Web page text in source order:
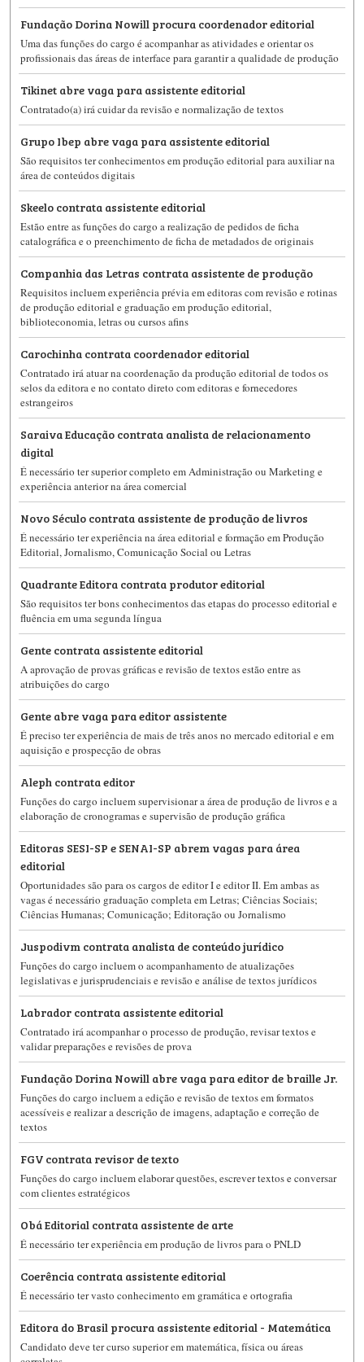
Fundação Dorina Nowill procura coordenador editorial
Uma das funções do cargo é acompanhar as atividades e orientar os
profissionais das áreas de interface para garantir a qualidade de produção
Tikinet abre vaga para assistente editorial
Contratado(a) irá cuidar da revisão e normalização de textos
Grupo Ibep abre vaga para assistente editorial
São requisitos ter conhecimentos em produção editorial para auxiliar na
área de conteúdos digitais
Skeelo contrata assistente editorial
Estão entre as funções do cargo a realização de pedidos de ficha
catalográfica e o preenchimento de ficha de metadados de originais
Companhia das Letras contrata assistente de produção
Requisitos incluem experiência prévia em editoras com revisão e rotinas
de produção editorial e graduação em produção editorial,
biblioteconomia, letras ou cursos afins
Carochinha contrata coordenador editorial
Contratado irá atuar na coordenação da produção editorial de todos os
selos da editora e no contato direto com editoras e fornecedores
estrangeiros
Saraiva Educação contrata analista de relacionamento
digital
É necessário ter superior completo em Administração ou Marketing e
experiência anterior na área comercial
Novo Século contrata assistente de produção de livros
É necessário ter experiência na área editorial e formação em Produção
Editorial, Jornalismo, Comunicação Social ou Letras
Quadrante Editora contrata produtor editorial
São requisitos ter bons conhecimentos das etapas do processo editorial e
fluência em uma segunda língua
Gente contrata assistente editorial
A aprovação de provas gráficas e revisão de textos estão entre as
atribuições do cargo
Gente abre vaga para editor assistente
É preciso ter experiência de mais de três anos no mercado editorial e em
aquisição e prospecção de obras
Aleph contrata editor
Funções do cargo incluem supervisionar a área de produção de livros e a
elaboração de cronogramas e supervisão de produção gráfica
Editoras SESI-SP e SENAI-SP abrem vagas para área
editorial
Oportunidades são para os cargos de editor I e editor II. Em ambas as
vagas é necessário graduação completa em Letras; Ciências Sociais;
Ciências Humanas; Comunicação; Editoração ou Jornalismo
Juspodivm contrata analista de conteúdo jurídico
Funções do cargo incluem o acompanhamento de atualizações
legislativas e jurisprudenciais e revisão e análise de textos jurídicos
Labrador contrata assistente editorial
Contratado irá acompanhar o processo de produção, revisar textos e
validar preparações e revisões de prova
Fundação Dorina Nowill abre vaga para editor de braille Jr.
Funções do cargo incluem a edição e revisão de textos em formatos
acessíveis e realizar a descrição de imagens, adaptação e correção de
textos
FGV contrata revisor de texto
Funções do cargo incluem elaborar questões, escrever textos e conversar
com clientes estratégicos
Obá Editorial contrata assistente de arte
É necessário ter experiência em produção de livros para o PNLD
Coerência contrata assistente editorial
É necessário ter vasto conhecimento em gramática e ortografia
Editora do Brasil procura assistente editorial - Matemática
Candidato deve ter curso superior em matemática, física ou áreas